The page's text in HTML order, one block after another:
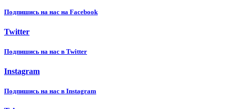
Подпишиcь на нас на Facebook
Twitter
Подпишиcь на нас в Twitter
Instagram
Подпишиcь на нас в Instagram